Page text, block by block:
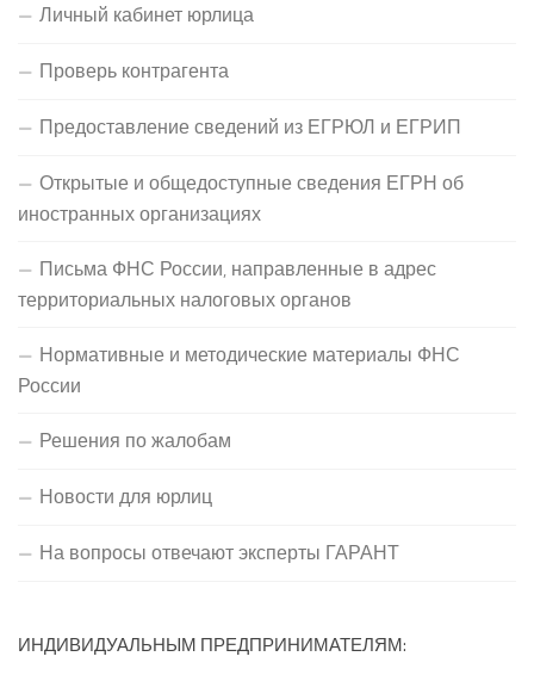
Личный кабинет юрлица
Проверь контрагента
Предоставление сведений из ЕГРЮЛ и ЕГРИП
Открытые и общедоступные сведения ЕГРН об
иностранных организациях
Письма ФНС России, направленные в адрес
территориальных налоговых органов
Нормативные и методические материалы ФНС
России
Решения по жалобам
Новости для юрлиц
На вопросы отвечают эксперты ГАРАНТ
ИНДИВИДУАЛЬНЫМ ПРЕДПРИНИМАТЕЛЯМ: